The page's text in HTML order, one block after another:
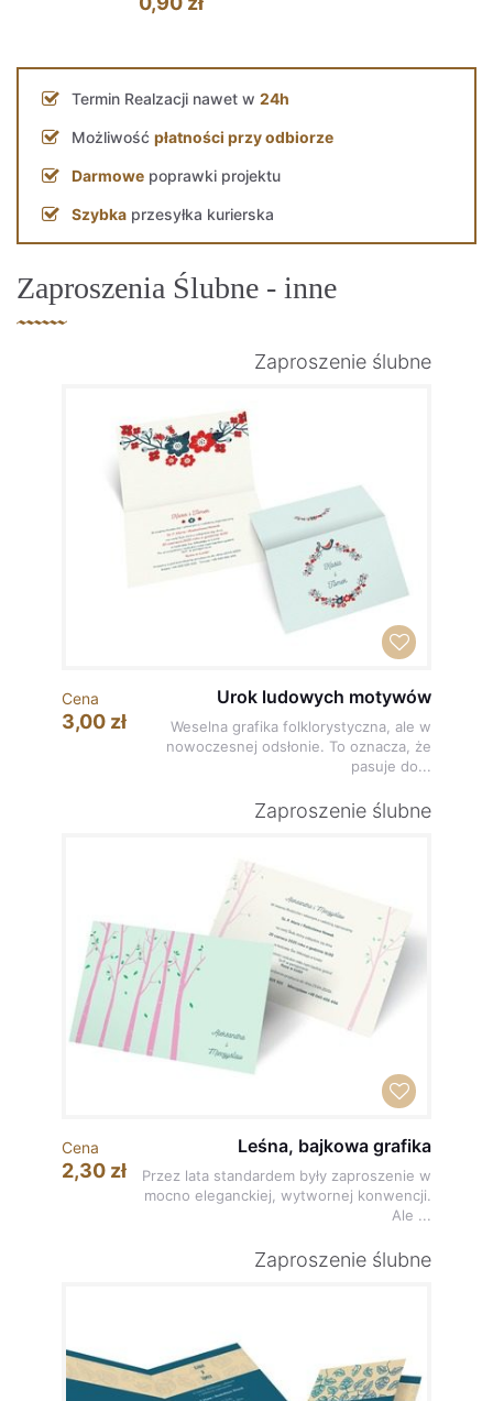
Zaproszenia Ślubne - inne
Zaproszenie ślubne
Cena
3,00 zł
Urok ludowych motywów
Weselna grafika folklorystyczna, ale w
nowoczesnej odsłonie. To oznacza, że
pasuje do...
Zaproszenie ślubne
Cena
2,30 zł
Leśna, bajkowa grafika
Przez lata standardem były zaproszenie w
mocno eleganckiej, wytwornej konwencji.
Ale ...
Zaproszenie ślubne
Termin Realzacji nawet w 24h
Możliwość płatności przy odbiorze
Darmowe poprawki projektu
Szybka przesyłka kurierska